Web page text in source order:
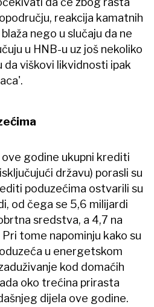
reakcija kamatnih
nego u slučaju da ne
u HNB-u uz još nekoliko
da viškovi likvidnosti ipak
godine ukupni krediti
državu) porasli su
poduzećima ostvarili su
od čega se 5,6 milijardi
sredstva, a 4,7 na
tome napominju kako su
u energetskom
kod domaćih
oko trećina prirasta
dijela ove godine.